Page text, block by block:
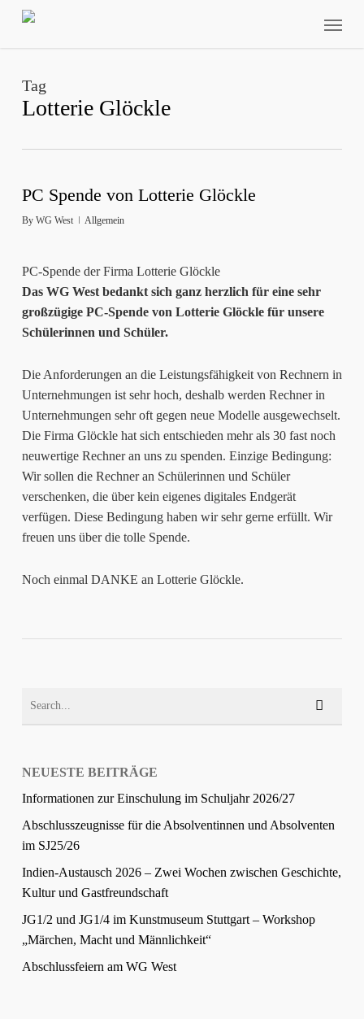
Skip
Tag
Lotterie Glöckle
PC Spende von Lotterie Glöckle
By WG West Allgemein
PC-Spende der Firma Lotterie Glöckle
Das WG West bedankt sich ganz herzlich für eine sehr
großzügige PC-Spende von Lotterie Glöckle für unsere
Schülerinnen und Schüler.
Die Anforderungen an die Leistungsfähigkeit von Rechnern in
Unternehmungen ist sehr hoch, deshalb werden Rechner in
Unternehmungen sehr oft gegen neue Modelle ausgewechselt.
Die Firma Glöckle hat sich entschieden mehr als 30 fast noch
neuwertige Rechner an uns zu spenden. Einzige Bedingung:
Wir sollen die Rechner an Schülerinnen und Schüler
verschenken, die über kein eigenes digitales Endgerät
verfügen. Diese Bedingung haben wir sehr gerne erfüllt. Wir
freuen uns über die tolle Spende.
Noch einmal DANKE an Lotterie Glöckle.
NEUESTE BEITRÄGE
Informationen zur Einschulung im Schuljahr 2026/27
Abschlusszeugnisse für die Absolventinnen und Absolventen
im SJ25/26
Indien-Austausch 2026 – Zwei Wochen zwischen Geschichte,
Kultur und Gastfreundschaft
JG1/2 und JG1/4 im Kunstmuseum Stuttgart – Workshop
„Märchen, Macht und Männlichkeit“
Abschlussfeiern am WG West